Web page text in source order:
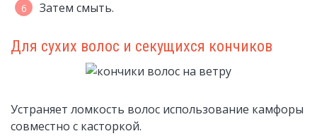
Затем смыть.
Для сухих волос и секущихся кончиков
Устраняет ломкость волос использование камфоры
совместно с касторкой.